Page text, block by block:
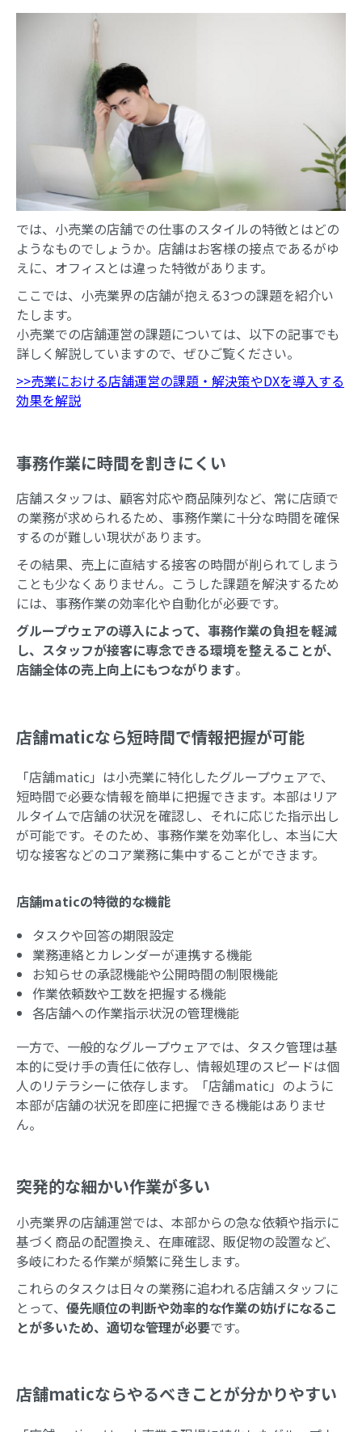
では、小売業の店舗での仕事のスタイルの特徴とはどの
ようなものでしょうか。店舗はお客様の接点であるがゆ
えに、オフィスとは違った特徴があります。
ここでは、小売業界の店舗が抱える3つの課題を紹介い
たします。
小売業での店舗運営の課題については、以下の記事でも
詳しく解説していますので、ぜひご覧ください。
>>売業における店舗運営の課題・解決策やDXを導入する
効果を解説
事務作業に時間を割きにくい
店舗スタッフは、顧客対応や商品陳列など、常に店頭で
の業務が求められるため、事務作業に十分な時間を確保
するのが難しい現状があります。
その結果、売上に直結する接客の時間が削られてしまう
ことも少なくありません。こうした課題を解決するため
には、事務作業の効率化や自動化が必要です。
グループウェアの導入によって、事務作業の負担を軽減
し、スタッフが接客に専念できる環境を整えることが、
店舗全体の売上向上にもつながります。
店舗maticなら短時間で情報把握が可能
「店舗matic」は小売業に特化したグループウェアで、
短時間で必要な情報を簡単に把握できます。本部はリア
ルタイムで店舗の状況を確認し、それに応じた指示出し
が可能です。そのため、事務作業を効率化し、本当に大
切な接客などのコア業務に集中することができます。
店舗maticの特徴的な機能
タスクや回答の期限設定
業務連絡とカレンダーが連携する機能
お知らせの承認機能や公開時間の制限機能
作業依頼数や工数を把握する機能
各店舗への作業指示状況の管理機能
一方で、一般的なグループウェアでは、タスク管理は基
本的に受け手の責任に依存し、情報処理のスピードは個
人のリテラシーに依存します。「店舗matic」のように
本部が店舗の状況を即座に把握できる機能はありませ
ん。
突発的な細かい作業が多い
小売業界の店舗運営では、本部からの急な依頼や指示に
基づく商品の配置換え、在庫確認、販促物の設置など、
多岐にわたる作業が頻繁に発生します。
これらのタスクは日々の業務に追われる店舗スタッフに
とって、 優先順位の判断や効率的な作業の妨げになるこ
とが多いため、適切な管理が必要です。
店舗maticならやるべきことが分かりやすい